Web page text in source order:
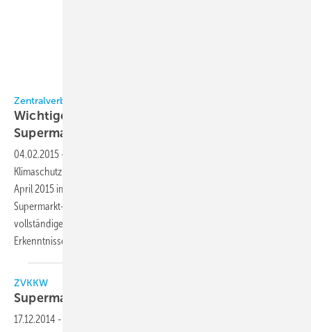
Zentralverband Kälte Klima Wärmepumpen (ZVKKW)
Wichtiger Termin im April: Das 6.
Supermarkt-Symposium
04.02.2015 -
Klimaschutz im Lebensmittelhandel“ findet am Donnerstag, den 23.
April 2015 im Maritim Rhein-Main Hotel Darmstadt das nunmehr 6.
Supermarkt-Symposium des ZVKKW statt. Mittlerweile steht auch das
vollständige Tagungsprogramm fest, das wie immer viele neue
Erkenntnisse und Entscheidungshilfen für die tägliche Arbeit
ZVKKW
Supermarkt-Symposium am 23. April
17.12.2014 -